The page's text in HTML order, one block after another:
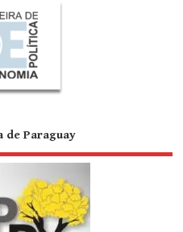
de Paraguay